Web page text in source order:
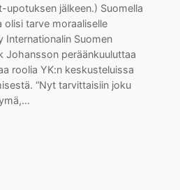
upotuksen jälkeen.) Suomella
olisi tarve moraaliselle
Internationalin Suomen
Johansson peräänkuuluttaa
roolia YK:n keskusteluissa
“Nyt tarvittaisiin joku